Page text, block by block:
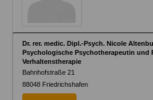
Dr. rer. medic. Dipl.-Psych. Nicole
Psychologische Psychotherapeutin und
Verhaltenstherapie
Bahnhofstraße 21
88048 Friedrichshafen